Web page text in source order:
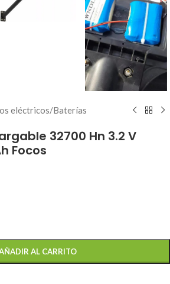
eléctricos/Baterías
32700 Hn 3.2 V
Focos
AL CARRITO